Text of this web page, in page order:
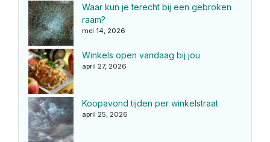
Waar kun je terecht bij een gebroken
raam?
mei 14, 2026
Winkels open vandaag bij jou
april 27, 2026
Koopavond tijden per winkelstraat
april 25, 2026